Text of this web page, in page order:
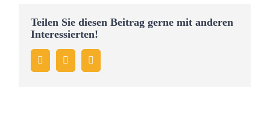
Teilen Sie diesen Beitrag gerne mit anderen
Interessierten!
FacebookTwitter
Mail